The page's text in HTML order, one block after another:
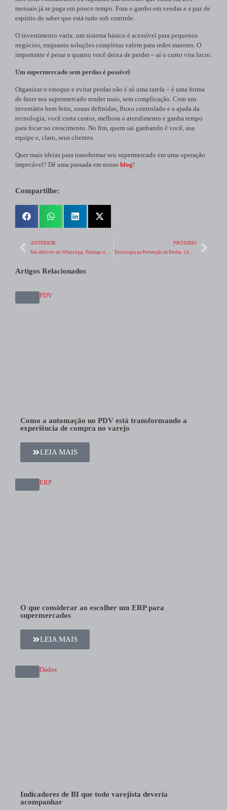
mensais já se paga em pouco tempo. Fora o ganho em vendas e a paz de
espírito de saber que está tudo sob controle.
O investimento varia: um sistema básico é acessível para pequenos
negócios, enquanto soluções completas valem para redes maiores. O
importante é pesar o quanto você deixa de perder – aí o custo vira lucro.
Um supermercado sem perdas é possível
Organizar o estoque e evitar perdas não é só uma tarefa – é uma forma
de fazer seu supermercado render mais, sem complicação. Com um
inventário bem feito, zonas definidas, fluxo controlado e a ajuda da
tecnologia, você corta custos, melhora o atendimento e ganha tempo
para focar no crescimento. No fim, quem sai ganhando é você, sua
equipe e, claro, seus clientes.
Quer mais ideias para transformar seu supermercado em uma operação
impecável? Dê uma passada em nosso blog!
Compartilhe:
ANTERIOR PRÓXIMO
Artigos Relacionados
PDV
Como a automação no PDV está transformando a
experiência de compra no varejo
LEIA MAIS
ERP
O que considerar ao escolher um ERP para
supermercados
LEIA MAIS
Dados
Indicadores de BI que todo varejista deveria
acompanhar